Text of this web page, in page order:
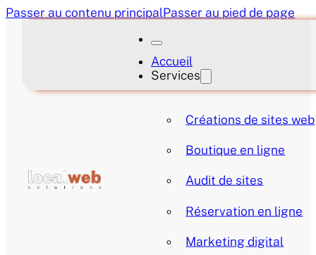
Passer au contenu principalPasser au pied de page
Accueil
Services
Créations de sites web
Boutique en ligne
Audit de sites
Réservation en ligne
Marketing digital